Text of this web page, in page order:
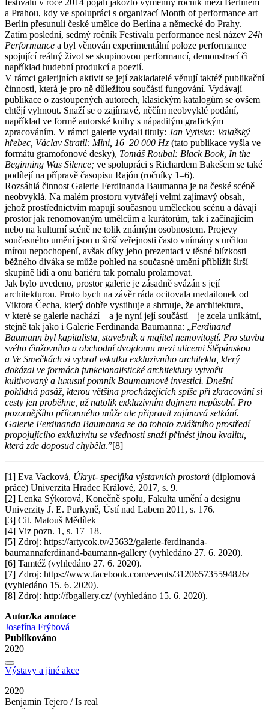
a Prahou, kdy ve spolupráci s organizací Month of performance art
Berlin přesunuli české umělce do Berlína a německé do Prahy.
Zatím poslední, sedmý ročník Festivalu performance nesl název 24h
Performance a byl věnován experimentální poloze performance
spojující reálný život se skupinovou performancí, demonstrací či
například hudební produkcí a poezií.
V rámci galerijních aktivit se její zakladatelé věnují taktéž publikační
činnosti, která je pro ně důležitou součástí fungování. Vydávají
publikace o zastoupených autorech, klasickým katalogům se ovšem
chtějí vyhnout. Snaží se o zajímavé, něčím neobvyklé podání,
například ve formě autorské knihy s nápaditým grafickým
zpracováním. V rámci galerie vydali tituly: Jan Vytiska: Valašský
hřebec, Václav Stratil: Mini, 16–20 000 Hz (tato publikace vyšla ve
formátu gramofonové desky), Tomáš Roubal: Black Book, In the
Beginning Was Silence; ve spolupráci s Richardem Bakešem se také
podílejí na přípravě časopisu Rajón (ročníky 1–6).
Rozsáhlá činnost Galerie Ferdinanda Baumanna je na české scéně
neobvyklá. Na malém prostoru vytvářejí velmi zajímavý obsah,
jehož prostřednictvím mapují současnou uměleckou scénu a dávají
prostor jak renomovaným umělcům a kurátorům, tak i začínajícím
nebo na kulturní scéně ne tolik známým osobnostem. Projevy
současného umění jsou u širší veřejnosti často vnímány s určitou
mírou nepochopení, avšak díky jeho prezentaci v těsné blízkosti
běžného diváka se může pohled na současné umění přiblížit širší
skupině lidí a onu bariéru tak pomalu prolamovat.
Jak bylo uvedeno, prostor galerie je zásadně svázán s její
architekturou. Proto bych na závěr ráda ocitovala medailonek od
Viktora Čecha, který dobře vystihuje a shrnuje, že architektura,
v které se galerie nachází – a je nyní její součástí – je zcela unikátní,
stejně tak jako i Galerie Ferdinanda Baumanna: „Ferdinand
Baumann byl kapitalista, stavebník a majitel nemovitostí. Pro stavbu
svého činžovního a obchodní dvojdomu mezi ulicemi Štěpánskou
a Ve Smečkách si vybral vskutku exkluzivního architekta, který
dokázal ve formách funkcionalistické architektury vytvořit
kultivovaný a luxusní pomník Baumannově investici. Dnešní
poklidná pasáž, kterou většina procházejících spíše při zkracování si
cesty jen proběhne, už natolik exkluzivním dojmem nepůsobí. Pro
pozornějšího přítomného může ale připravit zajímavá setkání.
Galerie Ferdinanda Baumanna se do tohoto zvláštního prostředí
propojujícího exkluzivitu se všedností snaží přinést jinou kvalitu,
která zde doposud chyběla.”[8]
[1] Eva Vacková, Úkryt- specifika výstavních prostorů (diplomová
práce) Univerzita Hradec Králové, 2017, s. 9.
[2] Lenka Sýkorová, Konečně spolu, Fakulta umění a designu
Univerzity J. E. Purkyně, Ústí nad Labem 2011, s. 176.
[3] Cit. Matouš Mědílek
[4] Viz pozn. 1, s. 17–18.
[5] Zdroj: https://artycok.tv/25632/galerie-ferdinanda-
baumannaferdinand-baumann-gallery (vyhledáno 27. 6. 2020).
[6] Tamtéž (vyhledáno 27. 6. 2020).
[7] Zdroj: https://www.facebook.com/events/312065735594826/
(vyhledáno 15. 6. 2020).
[8] Zdroj: http://fbgallery.cz/ (vyhledáno 15. 6. 2020).
Autor/ka anotace
Josefína Frýbová
Publikováno
2020
Výstavy a jiné akce
2020
Benjamin Tejero / Is real